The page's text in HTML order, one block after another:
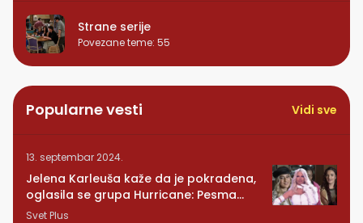
Strane serije
Povezane teme: 55
Popularne vesti Vidi sve
13. septembar 2024.
Jelena Karleuša kaže da je pokradena,
oglasila se grupa Hurricane: Pesma
RUNDE je naša!
Svet Plus